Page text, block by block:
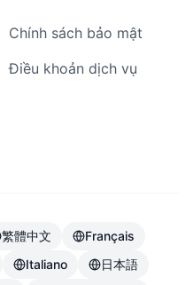
Chính sách bảo mật
Điều khoản dịch vụ
繁體中文
Français
Italiano
日本語